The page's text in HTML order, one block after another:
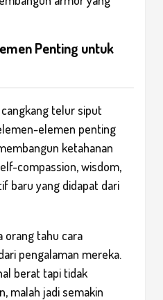
Penting untuk
telur siput
elemen penting
ketahanan
compassion, wisdom,
baru yang didapat dari
orang tahu cara
pengalaman mereka.
berat tapi tidak
malah jadi semakin